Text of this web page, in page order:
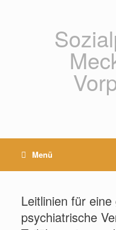
Menü
Leitlinien für
psychiatrische